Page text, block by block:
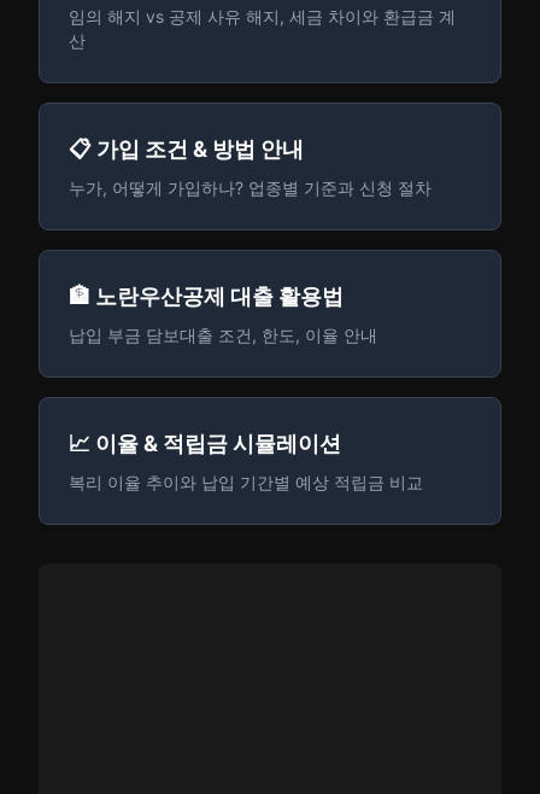
임의 해지 vs 공제 사유 해지, 세금 차이와 환급금 계
산
📋 가입 조건 & 방법 안내
누가, 어떻게 가입하나? 업종별 기준과 신청 절차
🏦 노란우산공제 대출 활용법
납입 부금 담보대출 조건, 한도, 이율 안내
📈 이율 & 적립금 시뮬레이션
복리 이율 추이와 납입 기간별 예상 적립금 비교